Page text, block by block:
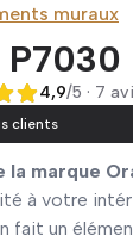
muraux
P7030
sur 5
4,9/5 · 7
clients
la marque
à votre
fait un